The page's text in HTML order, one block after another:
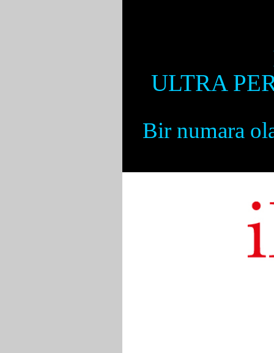
ULTRA
Bir numara